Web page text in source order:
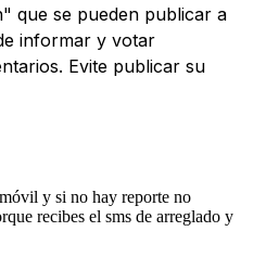
que se pueden publicar a
informar y votar
Evite publicar su